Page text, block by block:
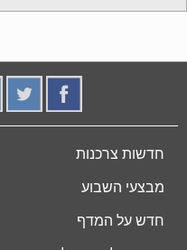
חדשות צרכנות
מבצעי השבוע
חדש על המדף